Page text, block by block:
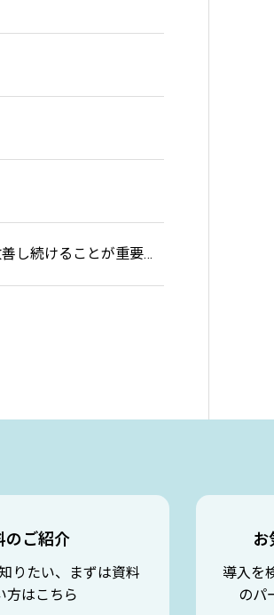
「製造業DX成功の秘訣」抜粋記事「デジタル化は継続改善し続けることが重要」を掲載しました
のご紹介
りたい、まずは資料
方はこちら
お
導入を
のパ